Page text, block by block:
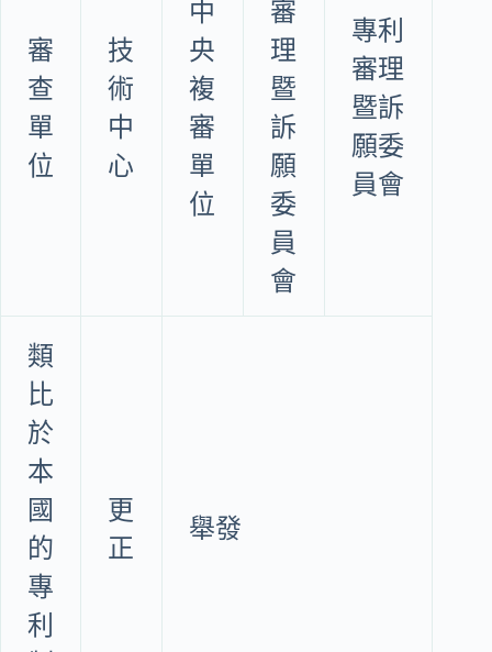
審
查
單
位
技
術
中
心
中
央
複
審
單
位
審
理
暨
訴
願
委
員
會
專利
審理
暨訴
願委
員會
類
比
於
本
國
的
專
利
更
正
舉發